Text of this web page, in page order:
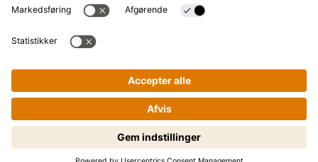
Nem madlavning trin for trin! Tryk
© Kikkoman Trading Europe GmbH 2023 – 2026
Theodorstraße 180, 40472 Düsseldorf, Germany
Registreret ved byretten i Düsseldorf (Amtsgericht
Privatindstillinger
Juridisk tekst
Privatlivspolitik